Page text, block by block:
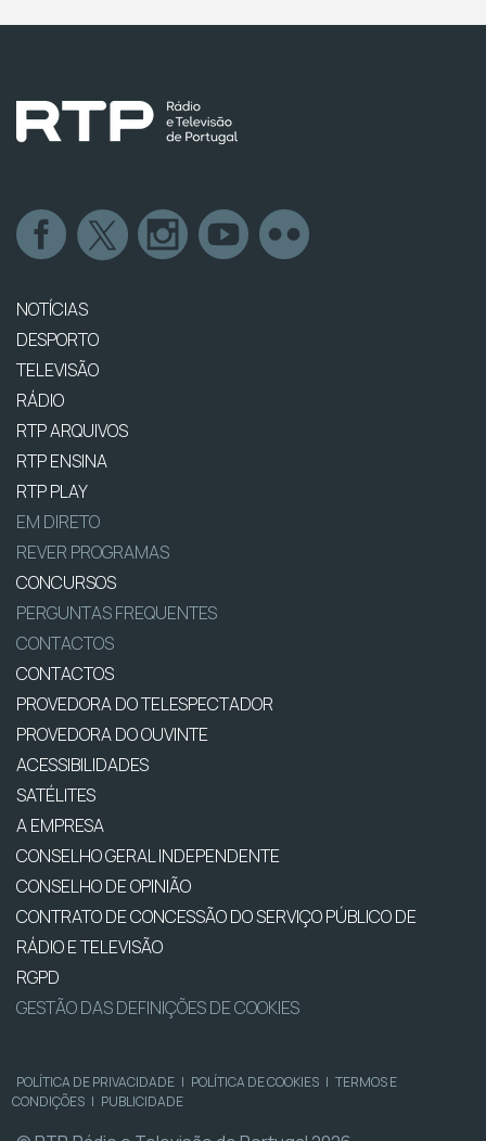
NOTÍCIAS
DESPORTO
TELEVISÃO
RÁDIO
RTP ARQUIVOS
RTP ENSINA
RTP PLAY
EM DIRETO
REVER PROGRAMAS
CONCURSOS
PERGUNTAS FREQUENTES
CONTACTOS
CONTACTOS
PROVEDORA DO TELESPECTADOR
PROVEDORA DO OUVINTE
ACESSIBILIDADES
SATÉLITES
A EMPRESA
CONSELHO GERAL INDEPENDENTE
CONSELHO DE OPINIÃO
CONTRATO DE CONCESSÃO DO SERVIÇO PÚBLICO DE
RÁDIO E TELEVISÃO
RGPD
GESTÃO DAS DEFINIÇÕES DE COOKIES
POLÍTICA DE PRIVACIDADE | POLÍTICA DE COOKIES | TERMOS E
CONDIÇÕES | PUBLICIDADE